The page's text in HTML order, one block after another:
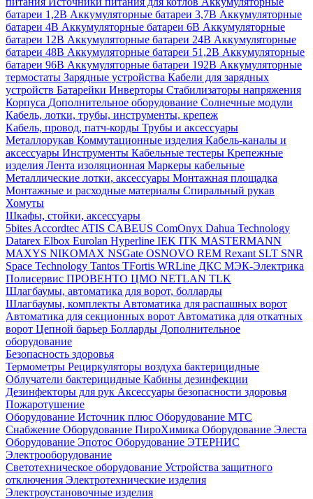
батареи 1,2В Аккумуляторные батареи 3,7В Аккумуляторные
батареи 4В Аккумуляторные батареи 6В Аккумуляторные
батареи 12В Аккумуляторные батареи 24В Аккумуляторные
батареи 48В Аккумуляторные батареи 51,2В Аккумуляторные
батареи 96В Аккумуляторные батареи 192В Аккумуляторные
термостаты Зарядные устройства Кабели для зарядных
устройств Батарейки Инверторы Стабилизаторы напряжения
Корпуса Дополнительное оборудование Солнечные модули
Кабель, лотки, трубы, инструменты, крепеж
Кабель, провод, патч-корды Трубы и аксессуары
Металлорукав Коммутационные изделия Кабель-каналы и
аксессуары Инструменты Кабельные тестеры Крепежные
изделия Лента изоляционная Маркеры кабельные
Металлические лотки, аксессуары Монтажная площадка
Монтажные и расходные материалы Спиральный рукав
Хомуты
Шкафы, стойки, аксессуары
5bites Accordtec ATIS CABEUS ComOnyx Dahua Technology
Datarex Elbox Eurolan Hyperline IEK ITK MASTERMANN
MAXYS NIKOMAX NSGate OSNOVO REM Rexant SLT SNR
Space Technology Tantos TFortis WRLine ДКС МЭК-Электрика
Полисервис ПРОВЕНТО ЦМО NETLAN TLK
Шлагбаумы, автоматика для ворот, болларды
Шлагбаумы, комплекты Автоматика для распашных ворот
Автоматика для секционных ворот Автоматика для откатных
ворот Цепной барьер Болларды Дополнительное
оборудование
Безопасность здоровья
Термометры Рециркуляторы воздуха бактерицидные
Облучатели бактерицидные Кабины дезинфекции
Дезинфекторы для рук Аксессуары безопасности здоровья
Пожаротушение
Оборудование Источник плюс Оборудование МТС
Снабжение Оборудование ПироХимика Оборудование Элеста
Оборудование Эпотос Оборудование ЭТЕРНИС
Электрооборудование
Светотехническое оборудование Устройства защитного
отключения Электротехнические изделия
Электроустановочные изделия